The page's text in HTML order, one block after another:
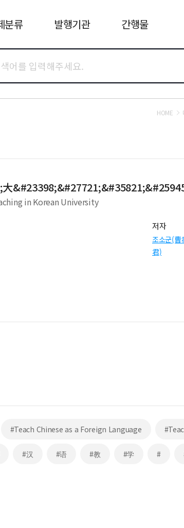
분류 발행기관 간행물
HOME
in Korean University
저자
조소군(曹
君)
#Teach Chinese as a Foreign Language
#汉 #语 #教 #学 #